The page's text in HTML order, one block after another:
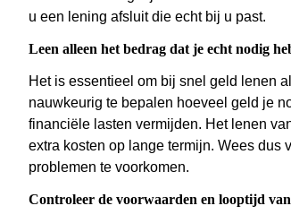
u een lening afsluit die echt bij u past.
Leen alleen het bedrag dat je echt nodig
Het is essentieel om bij snel geld lenen
nauwkeurig te bepalen hoeveel geld je
financiële lasten vermijden. Het lenen
extra kosten op lange termijn. Wees
problemen te voorkomen.
Controleer de voorwaarden en looptijd